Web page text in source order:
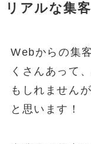
リアルな集
Webからの集
くさんあって
もしれません
と思います！